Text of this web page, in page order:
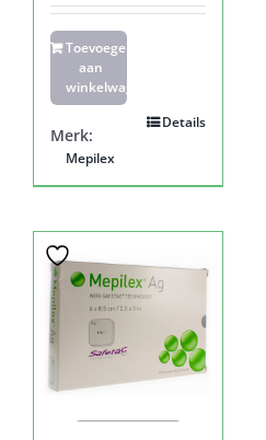
Toevoegen
aan
winkelwagen
Details
Merk:
Mepilex